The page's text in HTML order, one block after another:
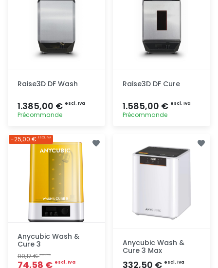
Raise3D DF Wash
1.385,00 € escl. Iva
Précommande
Raise3D DF Cure
1.585,00 € escl. Iva
Précommande
Anycubic Wash &
Cure 3
99,17 €escl. Iva
74,58 € escl. Iva
-25,00 € ESCL. IVA
Anycubic Wash &
Cure 3 Max
332,50 € escl. Iva